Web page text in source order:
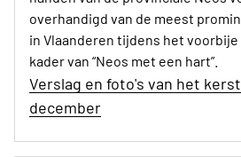
overhandigd van de meest
in Vlaanderen tijdens het
kader van “Neos met een hart”.
Verslag en foto's van het
december